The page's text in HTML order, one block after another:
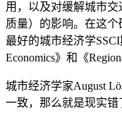
用，以及对缓解城市
质量）的影响。在这
最好的城市经济学
Economics》和《
城市经济学家August
一致，那么就是现实错